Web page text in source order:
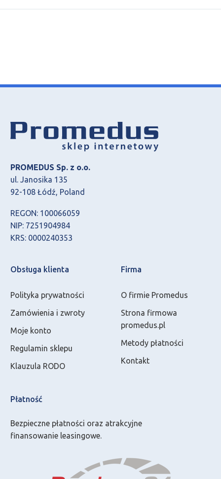
PROMEDUS Sp. z o.o.
ul. Janosika 135
92-108 Łódź, Poland
REGON: 100066059
NIP: 7251904984
KRS: 0000240353
Obsługa klienta
Polityka prywatności
Zamówienia i zwroty
Moje konto
Regulamin sklepu
Klauzula RODO
Firma
O firmie Promedus
Strona firmowa
promedus.pl
Metody płatności
Kontakt
Płatność
Bezpieczne płatności oraz atrakcyjne
finansowanie leasingowe.